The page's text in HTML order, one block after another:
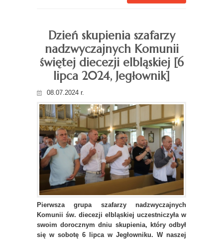
Dzień skupienia szafarzy
nadzwyczajnych Komunii
świętej diecezji elbląskiej [6
lipca 2024, Jegłownik]
08.07.2024 r.
Pierwsza grupa szafarzy nadzwyczajnych
Komunii św. diecezji elbląskiej uczestniczyła w
swoim dorocznym dniu skupienia, który odbył
się w sobotę 6 lipca w Jegłowniku. W naszej